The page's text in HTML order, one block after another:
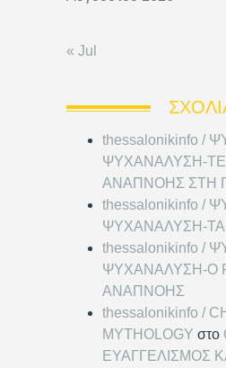
« Jul
thessalonikinfo /
ΨΥΧΑΝΑΛΥΣΗ-
ΑΝΑΠΝΟΗΣ ΣΤΗ
thessalonikinfo /
ΨΥΧΑΝΑΛΥΣΗ-
thessalonikinfo /
ΨΥΧΑΝΑΛΥΣΗ-Ο
ΑΝΑΠΝΟΗΣ
thessalonikinfo /
MYTHOLOGY στο
ΕΥΑΓΓΕΛΙΣΜΟΣ